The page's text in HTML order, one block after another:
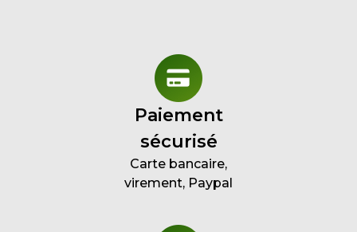
Paiement
sécurisé
Carte bancaire,
virement, Paypal